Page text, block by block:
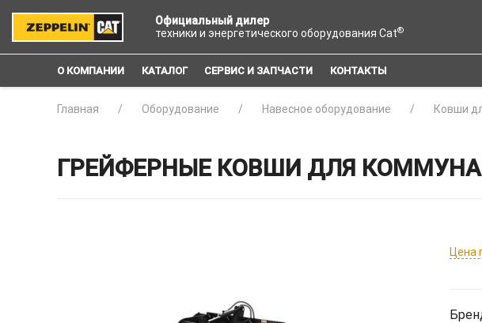
Официальный дилер
техники и энергетического оборудования Cat®
О КОМПАНИИ КАТАЛОГ СЕРВИС И ЗАПЧАСТИ КОНТАКТЫ
Главная Оборудование Навесное оборудование Ковши
ГРЕЙФЕРНЫЕ КОВШИ ДЛЯ
Цена